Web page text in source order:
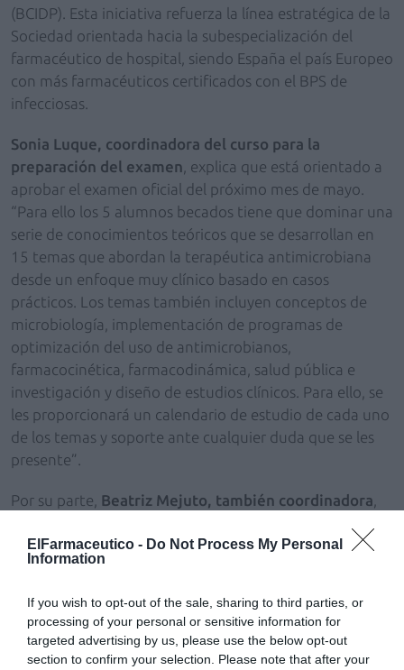
ElFarmaceutico - Do Not Process My Personal
Information
If you wish to opt-out of the sale, sharing to third parties, or
processing of your personal or sensitive information for
targeted advertising by us, please use the below opt-out
section to confirm your selection. Please note that after your
(BCIDP). Esta iniciativa refuerza la línea estratégica de la
Sociedad orientada hacia la subespecialización del
farmacéutico de hospital, siendo España el país Europeo
con más farmacéuticos certificados con el BPS de
infecciosas.
Sonia Luque, coordinadora del curso para la
preparación del examen , explica que está orientado a
aprobar el examen oficial del próximo mes de mayo.
“Para ello los 5 alumnos becados tiene que dominar una
serie de conocimientos teóricos que se desarrollan en
15 temas que abordan la terapéutica antimicrobiana
desde un enfoque muy clínico basado en casos
prácticos. Los temas también incluyen conceptos de
microbiología, implementación de programas de
optimización del uso de antimicrobianos,
farmacocinética, farmacodinámica, salud pública e
investigación y diseño de estudios clínicos. Para ello, se
les proporcionará un calendario de estudio de cada uno
de los temas y soporte ante cualquier duda que se les
presente”.
Por su parte, Beatriz Mejuto, también coordinadora
constancia y un esfuerzo personal por parte de los
alumnos para reforzar y ampliar sus conocimientos en el
ello, a lo largo del año, se celebrarán reuniones virtuales
que incluirán refuerzo de conceptos clave, aporte de
material complementario de estudio y resolución de